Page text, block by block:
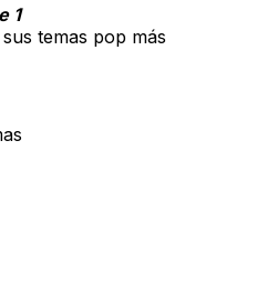
1
temas pop más